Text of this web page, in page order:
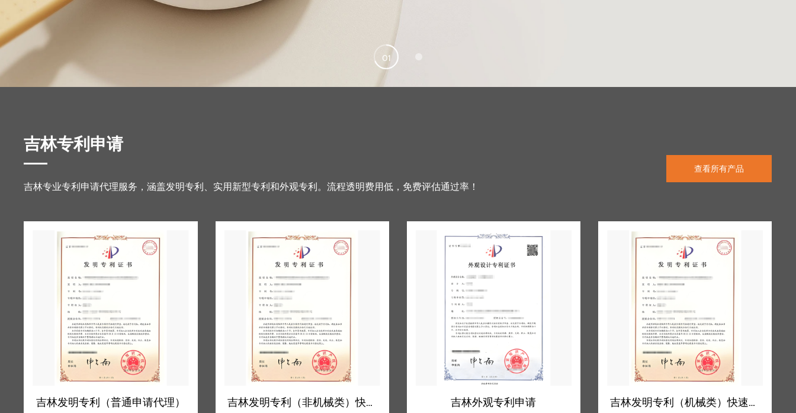
01
吉林专利申请
吉林专业专利申请代理服务，涵盖发明专利、实用新型专利和外观专利。流程透明费用低，免费评估通过率！
查看所有产品
代理） 吉林发明专利（非机械类）快速预审 吉林外观专利申请 吉林发明专利（机械类）快速预审 吉林实用新型专利